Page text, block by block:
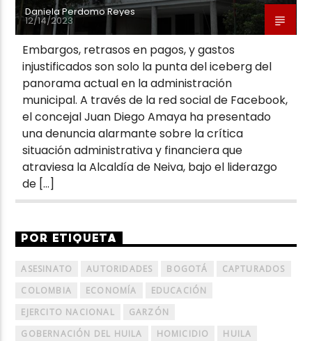
Daniela Perdomo Reyes
12/14/2023
Embargos, retrasos en pagos, y gastos
injustificados son solo la punta del iceberg del
panorama actual en la administración
municipal. A través de la red social de Facebook,
el concejal Juan Diego Amaya ha presentado
una denuncia alarmante sobre la crítica
situación administrativa y financiera que
atraviesa la Alcaldía de Neiva, bajo el liderazgo
de […]
POR ETIQUETA
ASESINATO AUTORIDADES BOGOTÁ
CAPTURADOS
COLOMBIA
ECONOMÍA
EDUCACIÓN
EJERCITO NACIONAL
GARZÓN
GOBERNACIÓN DEL HUILA
HOMICIDIO
HUILA